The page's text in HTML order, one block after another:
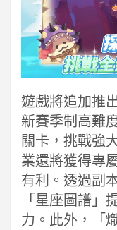
遊戲將追加推
新賽季制高難
關卡，挑戰強
業還將獲得專
有利。透過副
「星座圖譜」
力。此外，「